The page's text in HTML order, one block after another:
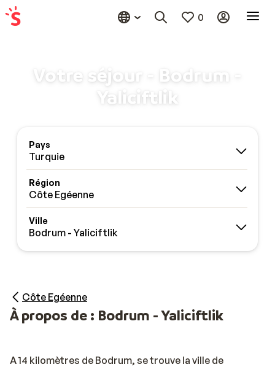
0
Votre séjour - Bodrum -
Yaliciftlik
Pays
Turquie
Région
Côte Egéenne
Ville
Bodrum - Yaliciftlik
Côte Egéenne
À propos de : Bodrum - Yaliciftlik
A 14 kilomètres de Bodrum, se trouve la ville de